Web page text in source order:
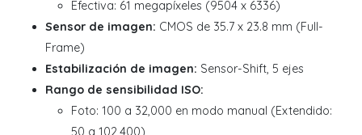
Efectiva: 61 megapíxeles (9504 x 6336)
Sensor de imagen: CMOS de 35.7 x 23.8 mm (Full-
Frame)
Estabilización de imagen: Sensor-Shift, 5 ejes
Rango de sensibilidad ISO:
Foto: 100 a 32,000 en modo manual (Extendido:
50 a 102,400)